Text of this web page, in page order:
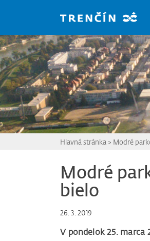
Hlavná stránka > Modré
Modré
bielo
26. 3. 2019
V pondelok 25. marca